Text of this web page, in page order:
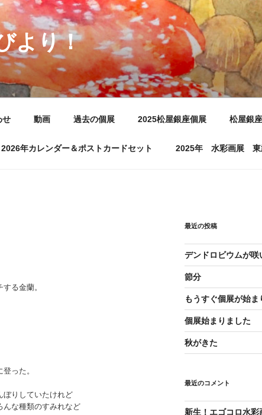
より！
せ 動画 過去の個展 2025松屋銀座個展 松屋銀
2026年カレンダー＆ポストカードセット 2025年 水彩画展 東
る金蘭。
った。
ぼりしていたけれど
んな種類のすみれなど
最近の投稿
デンドロビウムが咲
節分
もうすぐ個展が始ま
個展始まりました
秋がきた
最近のコメント
新生！エゴコロ水彩